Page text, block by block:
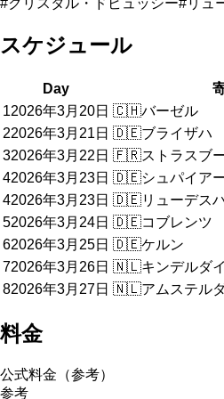
#クリスタル・ドビュッシー#リュ
スケジュール
Day
12026年3月20日 🇨🇭バーゼル
22026年3月21日 🇩🇪ブライザハ
32026年3月22日 🇫🇷ストラスブ
42026年3月23日 🇩🇪シュパイア
42026年3月23日 🇩🇪リューデス
52026年3月24日 🇩🇪コブレンツ
62026年3月25日 🇩🇪ケルン
72026年3月26日 🇳🇱キンデルダ
82026年3月27日 🇳🇱アムステル
料金
公式料金（参考）
参考